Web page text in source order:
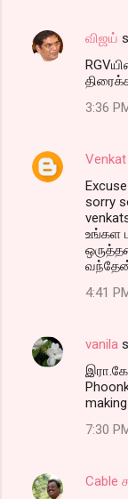
விஜய்
3:36
Venkat
sorry
உங்கள
4:41
vanila
7:30
Cable